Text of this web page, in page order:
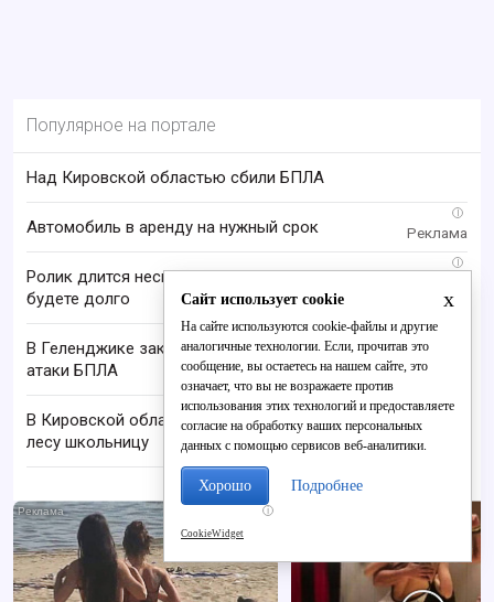
Популярное на портале
Над Кировской областью сбили БПЛА
i
Автомобиль в аренду на нужный срок
i
Ролик длится несколько секунд, а смеяться вы
будете долго
В Геленджике закрыли все пляжи из-за угрозы
атаки БПЛА
В Кировской области нашли заблудившуюся в
лесу школьницу
i
x
Сайт использует cookie
На сайте используются cookie-файлы и другие
аналогичные технологии. Если, прочитав это
сообщение, вы остаетесь на нашем сайте, это
означает, что вы не возражаете против
использования этих технологий и предоставляете
согласие на обработку ваших персональных
данных с помощью сервисов веб-аналитики.
Хорошо Подробнее
CookieWidget